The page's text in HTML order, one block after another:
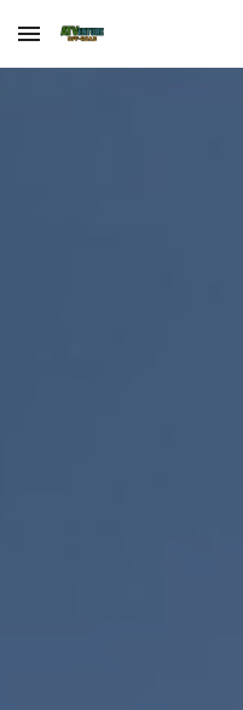
Skip to main content